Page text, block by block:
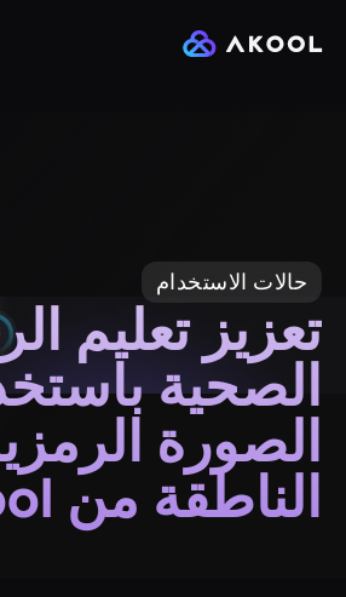
حالات الاستخدام
تعزيز تعليم
الصحية
الصورة
الناطقة من Akool